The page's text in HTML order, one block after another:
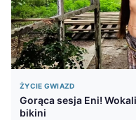
ŻYCIE GWIAZD
Gorąca sesja Eni!
bikini